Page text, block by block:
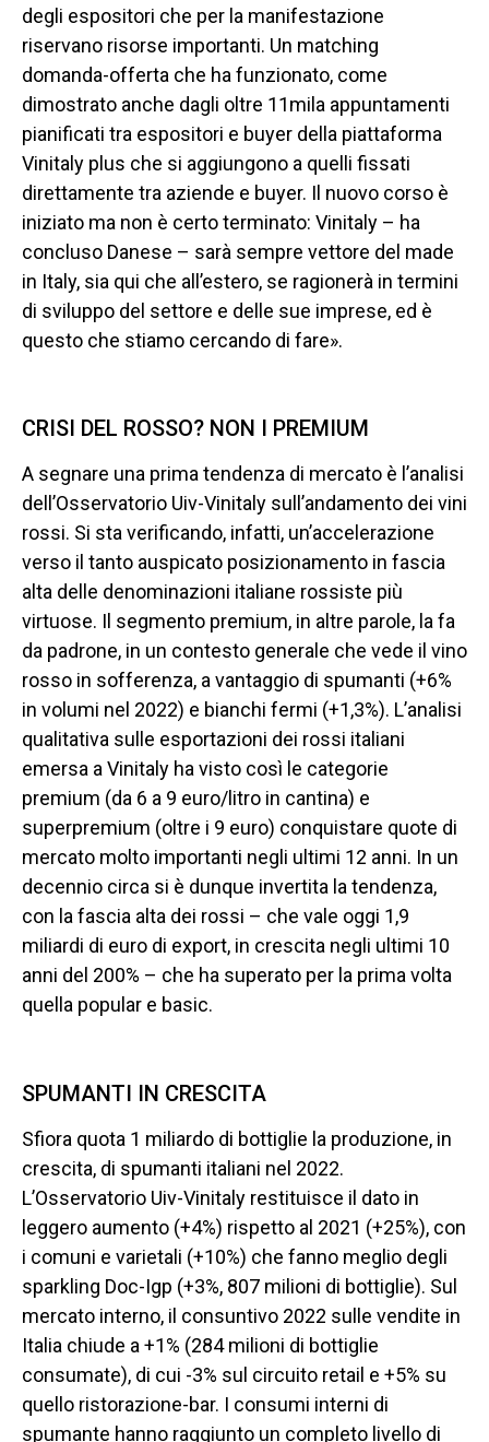
degli espositori che per la manifestazione
riservano risorse importanti. Un matching
domanda-offerta che ha funzionato, come
dimostrato anche dagli oltre 11mila appuntamenti
pianificati tra espositori e buyer della piattaforma
Vinitaly plus che si aggiungono a quelli fissati
direttamente tra aziende e buyer. Il nuovo corso è
iniziato ma non è certo terminato: Vinitaly – ha
concluso Danese – sarà sempre vettore del made
in Italy, sia qui che all’estero, se ragionerà in termini
di sviluppo del settore e delle sue imprese, ed è
questo che stiamo cercando di fare».
CRISI DEL ROSSO? NON I PREMIUM
A segnare una prima tendenza di mercato è l’analisi
dell’Osservatorio Uiv-Vinitaly sull’andamento dei vini
rossi. Si sta verificando, infatti, un’accelerazione
verso il tanto auspicato posizionamento in fascia
alta delle denominazioni italiane rossiste più
virtuose. Il segmento premium, in altre parole, la fa
da padrone, in un contesto generale che vede il vino
rosso in sofferenza, a vantaggio di spumanti (+6%
in volumi nel 2022) e bianchi fermi (+1,3%). L’analisi
qualitativa sulle esportazioni dei rossi italiani
emersa a Vinitaly ha visto così le categorie
premium (da 6 a 9 euro/litro in cantina) e
superpremium (oltre i 9 euro) conquistare quote di
mercato molto importanti negli ultimi 12 anni. In un
decennio circa si è dunque invertita la tendenza,
con la fascia alta dei rossi – che vale oggi 1,9
miliardi di euro di export, in crescita negli ultimi 10
anni del 200% – che ha superato per la prima volta
quella popular e basic.
SPUMANTI IN CRESCITA
Sfiora quota 1 miliardo di bottiglie la produzione, in
crescita, di spumanti italiani nel 2022.
L’Osservatorio Uiv-Vinitaly restituisce il dato in
leggero aumento (+4%) rispetto al 2021 (+25%), con
i comuni e varietali (+10%) che fanno meglio degli
sparkling Doc-Igp (+3%, 807 milioni di bottiglie). Sul
mercato interno, il consuntivo 2022 sulle vendite in
Italia chiude a +1% (284 milioni di bottiglie
consumate), di cui -3% sul circuito retail e +5% su
quello ristorazione-bar. I consumi interni di
spumante hanno raggiunto un completo livello di